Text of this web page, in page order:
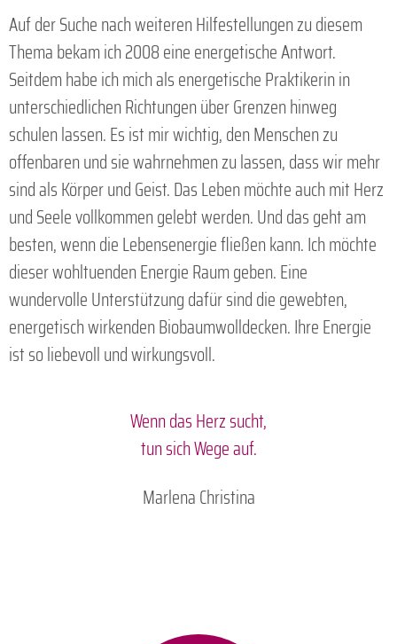
Auf der Suche nach weiteren Hilfestellungen zu diesem
Thema bekam ich 2008 eine energetische Antwort.
Seitdem habe ich mich als energetische Praktikerin in
unterschiedlichen Richtungen über Grenzen hinweg
schulen lassen. Es ist mir wichtig, den Menschen zu
offenbaren und sie wahrnehmen zu lassen, dass wir mehr
sind als Körper und Geist. Das Leben möchte auch mit Herz
und Seele vollkommen gelebt werden. Und das geht am
besten, wenn die Lebensenergie fließen kann. Ich möchte
dieser wohltuenden Energie Raum geben. Eine
wundervolle Unterstützung dafür sind die gewebten,
energetisch wirkenden Biobaumwolldecken. Ihre Energie
ist so liebevoll und wirkungsvoll.
Wenn das Herz sucht,
tun sich Wege auf.
Marlena Christina